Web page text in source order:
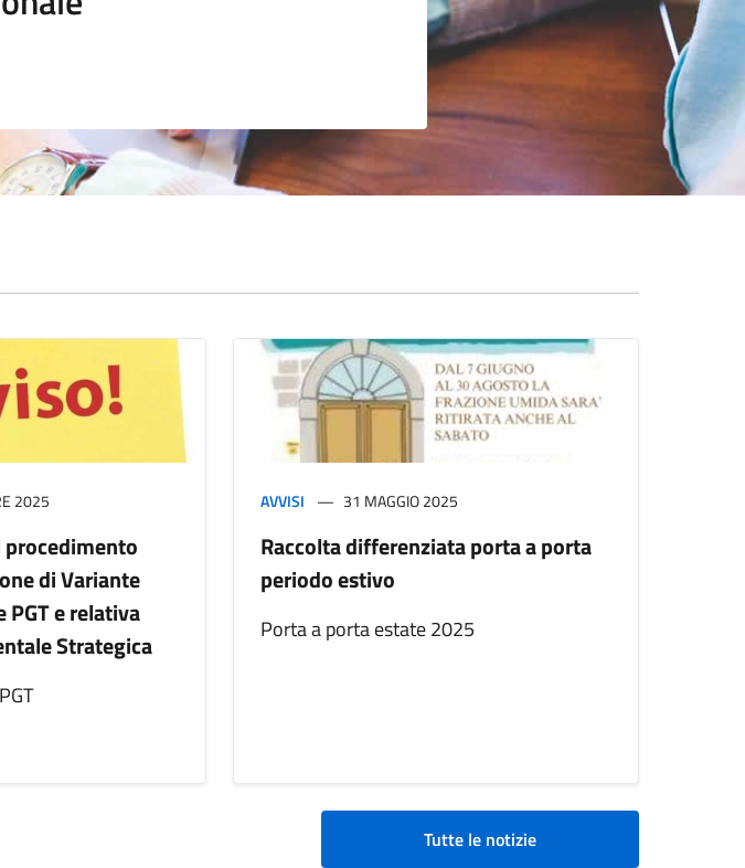
2025
di Variante
PGT e relativa
Strategica
AVVISI 31 MAGGIO 2025
Raccolta differenziata porta a porta
periodo estivo
Porta a porta estate 2025
Tutte le notizie